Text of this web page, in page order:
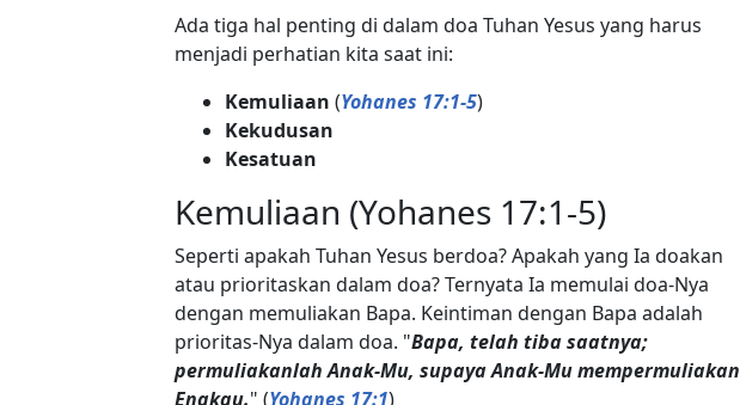
Ada tiga hal penting di dalam doa Tuhan Yesus yang harus
menjadi perhatian kita saat ini:
Kemuliaan (Yohanes 17:1-5)
Kekudusan
Kesatuan
Kemuliaan (Yohanes 17:1-5)
Seperti apakah Tuhan Yesus berdoa? Apakah yang Ia doakan
atau prioritaskan dalam doa? Ternyata Ia memulai doa-Nya
dengan memuliakan Bapa. Keintiman dengan Bapa adalah
prioritas-Nya dalam doa. "Bapa, telah tiba saatnya;
permuliakanlah Anak-Mu, supaya Anak-Mu mempermuliakan
Engkau." (Yohanes 17:1)